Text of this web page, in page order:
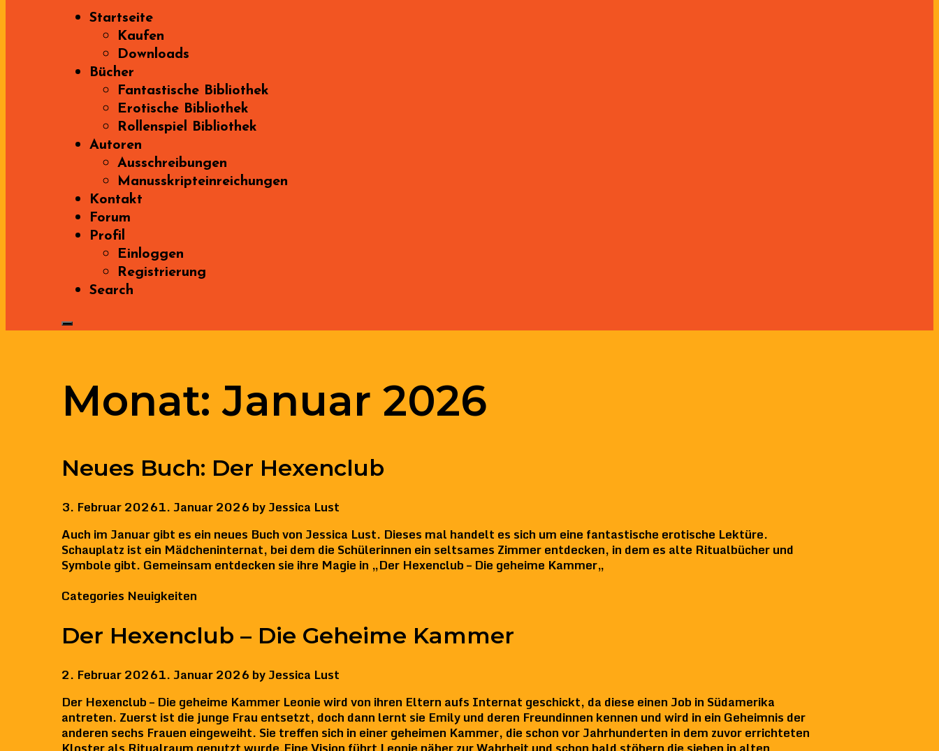
Startseite
Kaufen
Downloads
Bücher
Fantastische Bibliothek
Erotische Bibliothek
Rollenspiel Bibliothek
Autoren
Ausschreibungen
Manusskripteinreichungen
Kontakt
Forum
Profil
Einloggen
Registrierung
Search
Monat:Januar 2026
Neues Buch: Der Hexenclub
3. Februar 20261. Januar 2026 byJessica Lust
Auch im Januar gibt es ein neues Buch von Jessica Lust. Dieses mal handelt es sich um eine fantastische erotische Lektüre.
Schauplatz ist ein Mädcheninternat, bei dem die Schülerinnen ein seltsames Zimmer entdecken, in dem es alte Ritualbücher und
Symbole gibt. Gemeinsam entdecken sie ihre Magie in „Der Hexenclub – Die geheime Kammer„
Categories Neuigkeiten
Der Hexenclub – Die Geheime Kammer
2. Februar 20261. Januar 2026 byJessica Lust
Der Hexenclub – Die geheime Kammer Leonie wird von ihren Eltern aufs Internat geschickt, da diese einen Job in Südamerika
antreten. Zuerst ist die junge Frau entsetzt, doch dann lernt sie Emily und deren Freundinnen kennen und wird in ein Geheimnis der
anderen sechs Frauen eingeweiht. Sie treffen sich in einer geheimen Kammer, die schon vor Jahrhunderten in dem zuvor errichteten